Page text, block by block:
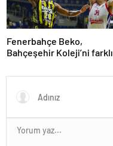
Fenerbahçe Beko,
Bahçeşehir Koleji’ni farklı